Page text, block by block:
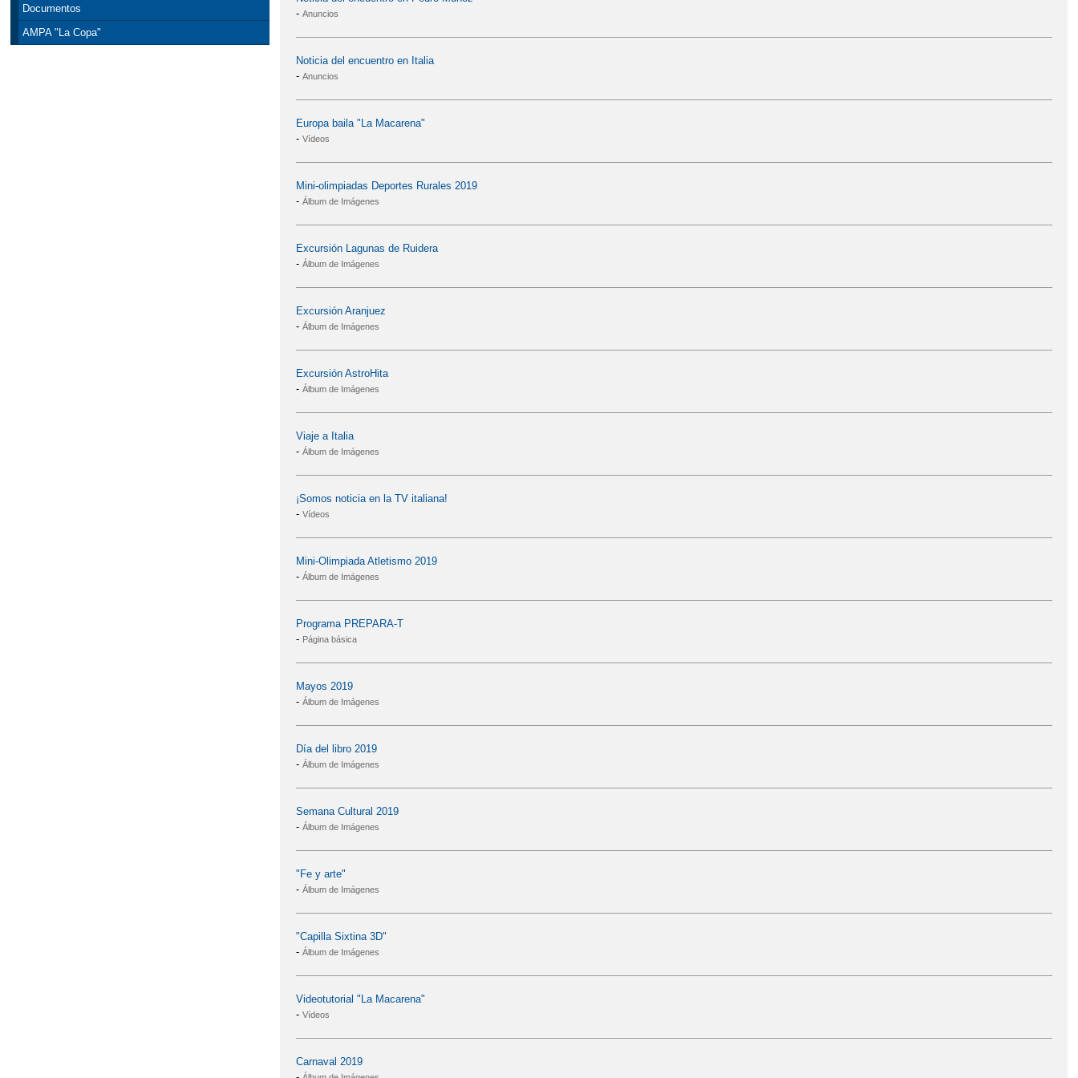
Documentos
AMPA "La Copa"
- Anuncios
Noticia del encuentro en Italia
- Anuncios
Europa baila "La Macarena"
- Vídeos
Mini-olimpiadas Deportes Rurales 2019
- Álbum de Imágenes
Excursión Lagunas de Ruidera
- Álbum de Imágenes
Excursión Aranjuez
- Álbum de Imágenes
Excursión AstroHita
- Álbum de Imágenes
Viaje a Italia
- Álbum de Imágenes
¡Somos noticia en la TV italiana!
- Vídeos
Mini-Olimpiada Atletismo 2019
- Álbum de Imágenes
Programa PREPARA-T
- Página básica
Mayos 2019
- Álbum de Imágenes
Día del libro 2019
- Álbum de Imágenes
Semana Cultural 2019
- Álbum de Imágenes
"Fe y arte"
- Álbum de Imágenes
"Capilla Sixtina 3D"
- Álbum de Imágenes
Videotutorial "La Macarena"
- Vídeos
Carnaval 2019